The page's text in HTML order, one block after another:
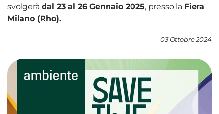
svolgerà dal 23 al 26 Gennaio 2025, presso la Fiera
Milano (Rho).
03 Ottobre 2024